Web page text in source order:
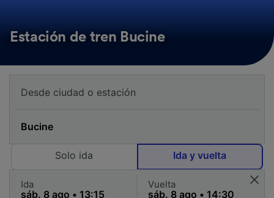
Estación de tren Bucine
Solo ida Ida y vuelta
Ida Vuelta